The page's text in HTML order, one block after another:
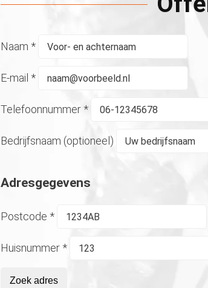
Naam *
E-mail *
Telefoonnummer *
Bedrijfsnaam (optioneel)
Adresgegevens
Postcode *
Huisnummer *
Zoek adres